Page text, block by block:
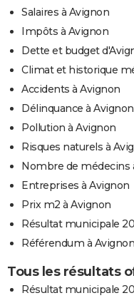
Salaires à Avignon
Impôts à Avignon
Dette et budget
Climat et historique
Accidents à Avignon
Délinquance à Avignon
Pollution à Avignon
Risques naturels à
Nombre de médecins
Entreprises à Avignon
Prix m2 à Avignon
Résultat municipale
Référendum à Avignon
Tous les résultats
Résultat municipale